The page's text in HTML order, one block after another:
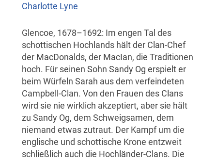
Charlotte Lyne
Glencoe, 1678–1692: Im engen Tal des
schottischen Hochlands hält der Clan-Chef
der MacDonalds, der MacIan, die Traditionen
hoch. Für seinen Sohn Sandy Og erspielt er
beim Würfeln Sarah aus dem verfeindeten
Campbell-Clan. Von den Frauen des Clans
wird sie nie wirklich akzeptiert, aber sie hält
zu Sandy Og, dem Schweigsamen, dem
niemand etwas zutraut. Der Kampf um die
englische und schottische Krone entzweit
schließlich auch die Hochländer-Clans. Die